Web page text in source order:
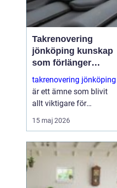
Takrenovering
jönköping kunskap
som förlänger
takets livslängd
takrenovering jönköping
är ett ämne som blivit
allt viktigare för
villaägare,
bostadsrättsföreningar
området. Många hus
närmar sig den ålder där
taktäckningen börjar ge
15 maj 2026